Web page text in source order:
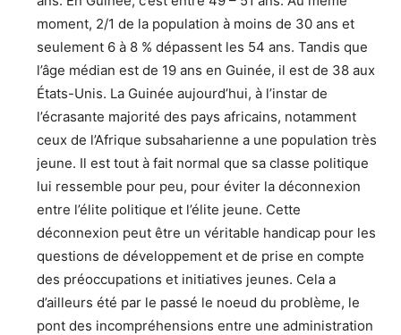
moment, 2/1 de la population à moins de 30 ans et
seulement 6 à 8 % dépassent les 54 ans. Tandis que
l’âge médian est de 19 ans en Guinée, il est de 38 aux
États-Unis. La Guinée aujourd’hui, à l’instar de
l’écrasante majorité des pays africains, notamment
ceux de l’Afrique subsaharienne a une population très
jeune. Il est tout à fait normal que sa classe politique
lui ressemble pour peu, pour éviter la déconnexion
entre l’élite politique et l’élite jeune. Cette
déconnexion peut être un véritable handicap pour les
questions de développement et de prise en compte
des préoccupations et initiatives jeunes. Cela a
d’ailleurs été par le passé le noeud du problème, le
pont des incompréhensions entre une administration